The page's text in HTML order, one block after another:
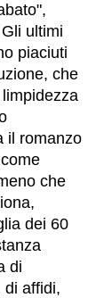
ultimi
piaciuti
che
il romanzo
che
dei 60
di
di affidi,